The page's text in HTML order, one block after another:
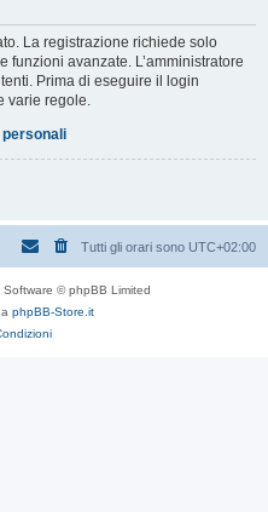
La registrazione richiede solo
funzioni avanzate. L’amministratore
Prima di eseguire il login
varie regole.
personali
Tutti gli orari sono UTC+02:00
Software © phpBB Limited
phpBB-Store.it